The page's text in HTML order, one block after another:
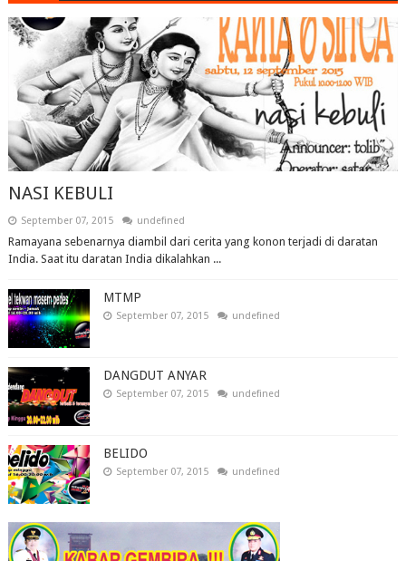
NASI KEBULI
September 07, 2015 undefined
Ramayana sebenarnya diambil dari cerita yang konon terjadi di daratan
India. Saat itu daratan India dikalahkan ...
MTMP
September 07, 2015 undefined
DANGDUT ANYAR
September 07, 2015 undefined
BELIDO
September 07, 2015 undefined